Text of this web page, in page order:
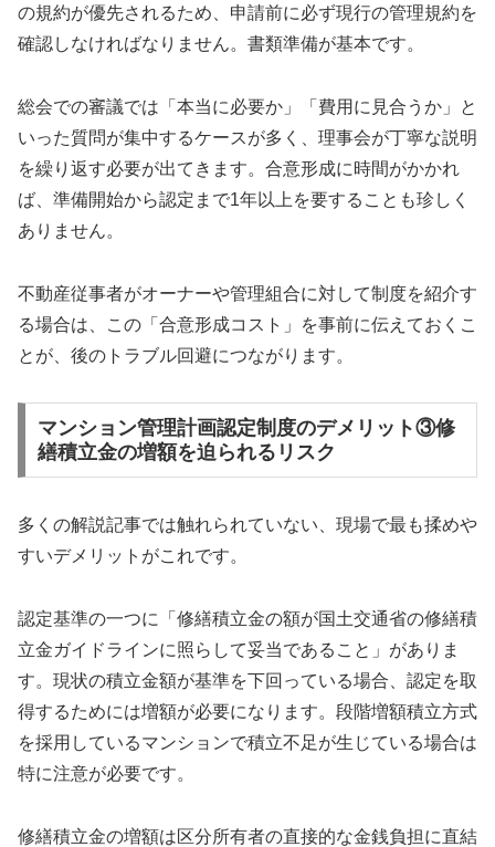
の規約が優先されるため、申請前に必ず現行の管理規約を
確認しなければなりません。書類準備が基本です。
総会での審議では「本当に必要か」「費用に見合うか」と
いった質問が集中するケースが多く、理事会が丁寧な説明
を繰り返す必要が出てきます。合意形成に時間がかかれ
ば、準備開始から認定まで1年以上を要することも珍しく
ありません。
不動産従事者がオーナーや管理組合に対して制度を紹介す
る場合は、この「合意形成コスト」を事前に伝えておくこ
とが、後のトラブル回避につながります。
マンション管理計画認定制度のデメリット③修
繕積立金の増額を迫られるリスク
多くの解説記事では触れられていない、現場で最も揉めや
すいデメリットがこれです。
認定基準の一つに「修繕積立金の額が国土交通省の修繕積
立金ガイドラインに照らして妥当であること」がありま
す。現状の積立金額が基準を下回っている場合、認定を取
得するためには増額が必要になります。段階増額積立方式
を採用しているマンションで積立不足が生じている場合は
特に注意が必要です。
修繕積立金の増額は区分所有者の直接的な金銭負担に直結